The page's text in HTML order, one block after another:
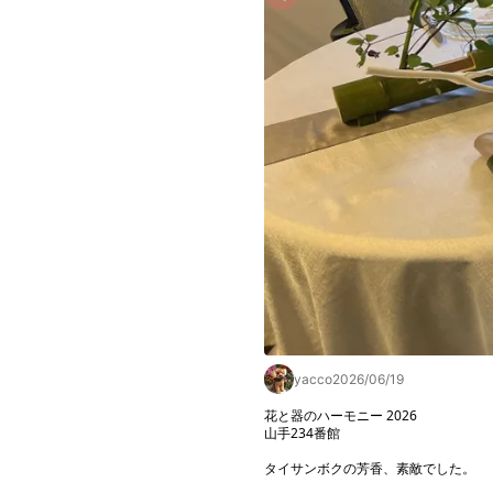
yacco2026/06/19
花と器のハーモニー 2026
山手234番館
タイサンボクの芳香、素敵でした。